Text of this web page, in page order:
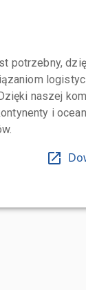
potrzebny,
naszej
i